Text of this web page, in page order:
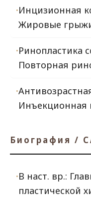
Инцизионная
Жировые
Ринопластика
Повторная
Инъекционная
Биография /
В наст. вр.:
пластической